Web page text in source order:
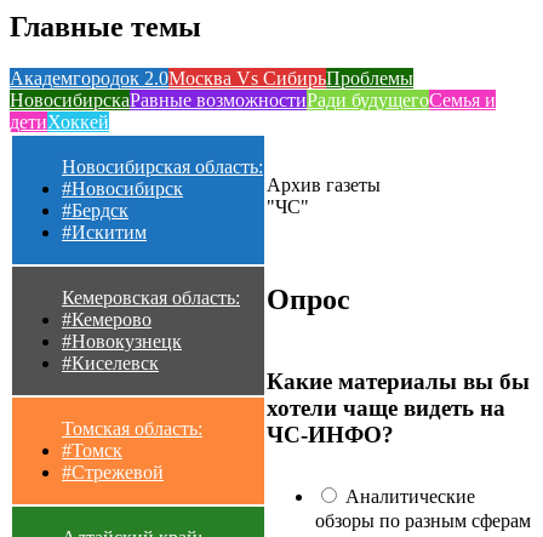
Главные темы
Академгородок 2.0Москва Vs СибирьПроблемы
НовосибирскаРавные возможностиРади будущегоСемья и
детиХоккей
Новосибирская область:
#Новосибирск
#Бердск
#Искитим
Кемеровская область:
#Кемерово
#Новокузнецк
#Киселевск
Томская область:
#Томск
#Стрежевой
Архив газеты
"ЧС"
Опрос
Какие материалы вы бы
хотели чаще видеть на
ЧС-ИНФО?
Аналитические
обзоры по разным сферам